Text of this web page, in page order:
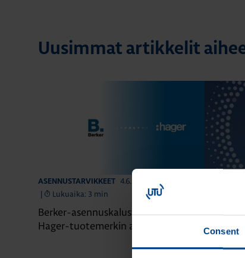
Consent
Uusimmat artikkelit
ASENNUSTARVIKKEET
4.6.2026
|
Lukuaika: 3 min
Berker-asennuskalusteet siirtyvät
Hager-tuotemerkin alle
yhdessä